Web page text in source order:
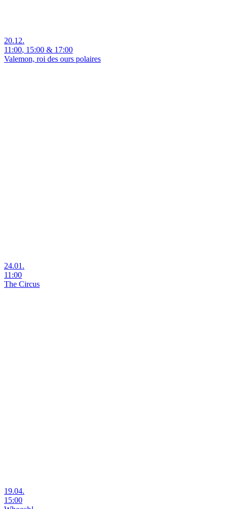
20.12.
11:00, 15:00 & 17:00
Valemon, roi des ours polaires
24.01.
11:00
The Circus
19.04.
15:00